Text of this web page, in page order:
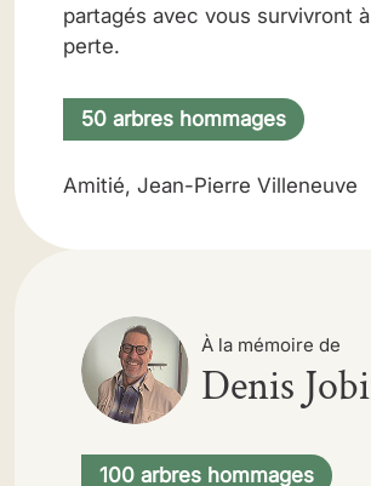
partagés avec vous survivront
perte.
50 arbres hommages
Amitié, Jean-Pierre Villeneuve
À la mémoire de
Denis
100 arbres hommages